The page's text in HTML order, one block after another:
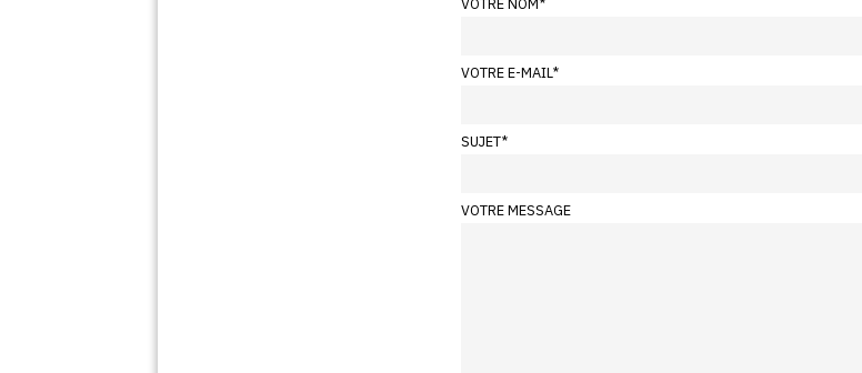
VOTRE NOM*
VOTRE E-MAIL*
SUJET*
VOTRE MESSAGE